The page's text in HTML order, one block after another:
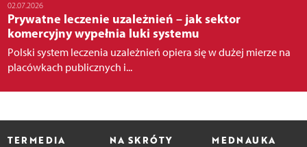
02.07.2026
Prywatne leczenie uzależnień – jak sektor
komercyjny wypełnia luki systemu
Polski system leczenia uzależnień opiera się w dużej mierze na
placówkach publicznych i...
TERMEDIA NA SKRÓTY MEDNAUKA